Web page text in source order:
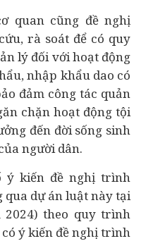
quan cũng đề nghị
rà soát để có quy
lý đối với hoạt động
nhập khẩu dao có
đảm công tác quản
chặn hoạt động tội
đến đời sống sinh
người dân.
ý kiến đề nghị trình
qua dự án luật này tại
theo quy trình
ý kiến đề nghị trình